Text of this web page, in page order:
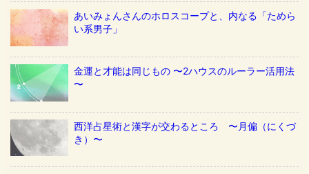
あいみょんさんのホロスコープと、内なる「ためら
い系男子」
金運と才能は同じもの 〜2ハウスのルーラー活用法
〜
西洋占星術と漢字が交わるところ 〜月偏（にくづ
き）〜